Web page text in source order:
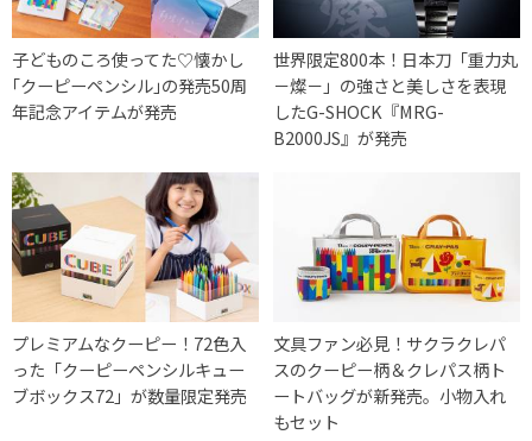
子どものころ使ってた♡懐かし
｢クーピーペンシル｣の発売50周
年記念アイテムが発売
世界限定800本！日本刀「重力丸
－燦－」の強さと美しさを表現
したG-SHOCK『MRG-
B2000JS』が発売
プレミアムなクーピー！72色入
った「クーピーペンシルキュー
ブボックス72」が数量限定発売
文具ファン必見！サクラクレパ
スのクーピー柄＆クレパス柄ト
ートバッグが新発売。小物入れ
もセット